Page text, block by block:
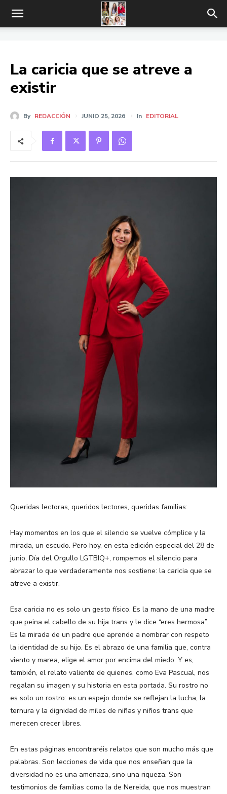
La caricia que se atreve a
existir
By REDACCIÓN JUNIO 25, 2026 In EDITORIAL
Queridas lectoras, queridos lectores, queridas familias:
Hay momentos en los que el silencio se vuelve cómplice y la
mirada, un escudo. Pero hoy, en esta edición especial del 28 de
junio, Día del Orgullo LGTBIQ+, rompemos el silencio para
abrazar lo que verdaderamente nos sostiene: la caricia que se
atreve a existir.
Esa caricia no es solo un gesto físico. Es la mano de una madre
que peina el cabello de su hija trans y le dice “eres hermosa”.
Es la mirada de un padre que aprende a nombrar con respeto
la identidad de su hijo. Es el abrazo de una familia que, contra
viento y marea, elige el amor por encima del miedo. Y es,
también, el relato valiente de quienes, como Eva Pascual, nos
regalan su imagen y su historia en esta portada. Su rostro no
es solo un rostro: es un espejo donde se reflejan la lucha, la
ternura y la dignidad de miles de niñas y niños trans que
merecen crecer libres.
En estas páginas encontraréis relatos que son mucho más que
palabras. Son lecciones de vida que nos enseñan que la
diversidad no es una amenaza, sino una riqueza. Son
testimonios de familias como la de Nereida, que nos muestran